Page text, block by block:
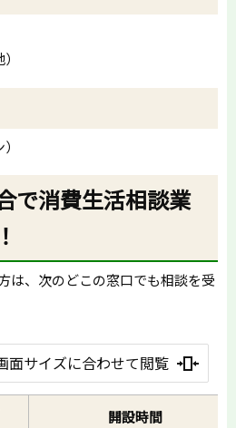
で消費生活相談業
は、次のどこの窓口でも相談を受
面サイズに合わせて閲覧
開設時間